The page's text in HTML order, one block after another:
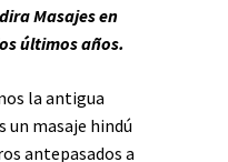
Masajes en
últimos años.
la antigua
un masaje hindú
antepasados a